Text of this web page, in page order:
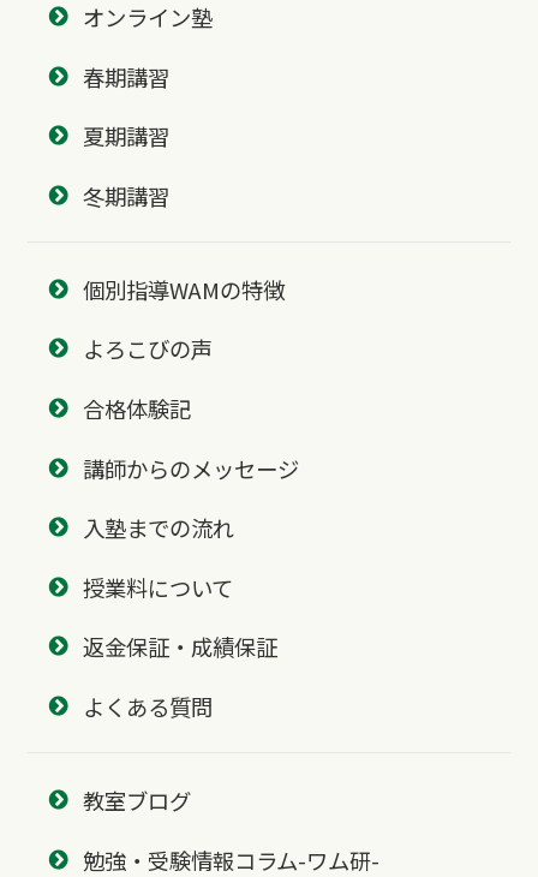
オンライン塾
春期講習
夏期講習
冬期講習
個別指導WAMの特徴
よろこびの声
合格体験記
講師からのメッセージ
入塾までの流れ
授業料について
返金保証・成績保証
よくある質問
教室ブログ
勉強・受験情報コラム-ワム研-